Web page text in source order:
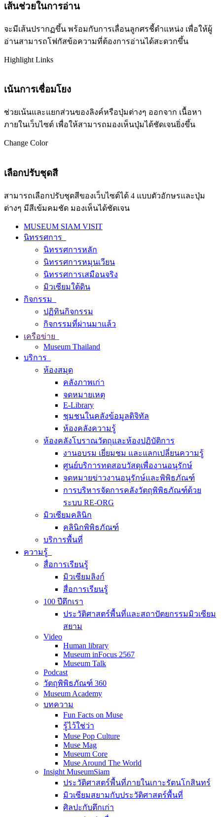
เส้นช่วยในการอ่าน
จะมีเส้นปรากฏขึ้น พร้อมกับการเลื่อนลูกศรชี้ตำแหน่ง เพื่อให้ผู้
อ่านสามารถโฟกัสข้อความที่ต้องการอ่านได้สะดวกขึ้น
Highlight Links
เน้นการเชื่อมโยง
ช่วยเน้นและแยกส่วนของลิงค์หรือปุ่มต่างๆ ออกจาก เนื้อหา
ภายในเว็บไซต์ เพื่อให้สามารถมองเห็นปุ่มได้ชัดเจนยิ่งขึ้น
Change Color
เลือกปรับชุดสี
สามารถเลือกปรับชุดสีของเว็บไซต์ได้ 4 แบบตัวอักษรและปุ่ม
ต่างๆ มีสีเข้มคมชัด มองเห็นได้ชัดเจน
MUSEUM SIAM VISIT
นิทรรศการ
นิทรรศการหลัก
นิทรรศการหมุนเวียน
นิทรรศการเสมือนจริง
มิวเซียมใต้ดิน
กิจกรรม
ปฏิทินกิจกรรม
กิจกรรมที่ผ่านมาแล้ว
เครือข่าย
Museum Thailand
บริการ
ห้องสมุด
คลังภาพเก่า
จดหมายเหตุ
E-Library
ชุมชนในคลังข้อมูลดิจิทัล
ห้องคลังความรู้
ห้องคลังโบราณวัตถุและห้องปฏิบัติการ
งานอบรม เยี่ยมชม และแลกเปลี่ยนความรู้
ศูนย์บริการทดสอบวัสดุเพื่องานอนุรักษ์
จดหมายข่าวงานอนุรักษ์และพิพิธภัณฑ์
การบริหารจัดการคลังวัตถุพิพิธภัณฑ์ด้วย
ระบบ RE-ORG
มิวเซียมคลินิก
คลินิกพิพิธภัณฑ์
บริการพื้นที่
ความรู้
สื่อการเรียนรู้
มิวเซียมลิงก์
สื่อการเรียนรู้
100 ปีตึกเรา
ประวัติศาสตร์พื้นที่และสถาปัตยกรรมมิวเซียม
สยาม
Video
Human library
Museum inFocus 2567
Museum Talk
Podcast
วัตถุพิพิธภัณฑ์ 360
Museum Academy
บทความ
Fun Facts on Muse
รู้ไว้ใช่ว่า
Muse Pop Culture
Muse Mag
Museum Core
Muse Around The World
Insight MuseumSiam
ประวัติศาสตร์พื้นที่ภายในเกาะรัตนโกสินทร์
มิวเซียมสยามกับประวัติศาสตร์พื้นที่
ศิลปะกับตึกเก่า